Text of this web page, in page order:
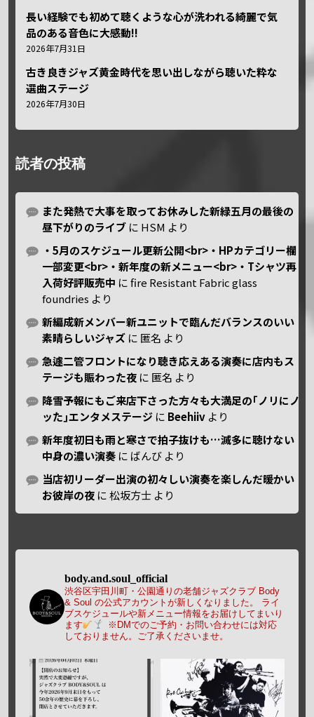
長い経験でも初めて聴くような心が洗われる綺麗で気
品のある音色に大感動!!
2026年7月31日
古き良きジャズ黄金時代を思い出しながら聴いた粋な
選曲ステージ
2026年7月30日
読者の投稿
また発熱で大事を取ってお休みした新緑五月の最後の
昼下がりのライブ に HSM より
・5月のスケジュール更新公開<br>・HPカテゴリー欄
一部変更<br>・新年度の新メニュー<br>・Tシャツ再
入荷好評販売中 にfire Resistant Fabric glass
foundries より
新編成新メンバー新ユニットで臨んだバランスのいい
素晴らしいジャズ に 匿名 より
急遽二管フロントになり聴き応えある演奏に店内もス
テージも賑わった夜 に 匿名 より
降雪予報にもご来店下さった方々も大満足の｢ノリにノ
ッた｣エンタメステージ に Beehiiv より
新年度初日も雨と寒さで拍子抜けも…滅多に聴けない
中身の濃い演奏 に ばんび より
当店初リーダー出演の初々しい演奏を楽しんだ暖かい
お彼岸の夜 に松坂方士 より
body.and.soul_official
渋谷区宇田川町・公園通りの老舗ジャズクラブ Body
& Soul の公式アカウントが新しくなりました。
ライ
ブスケジュールや新メニュー情報をお届けしてまいり
ます
※DMでのご予約・お問い合わせには対応
しておりません。ご了承くださいませ。